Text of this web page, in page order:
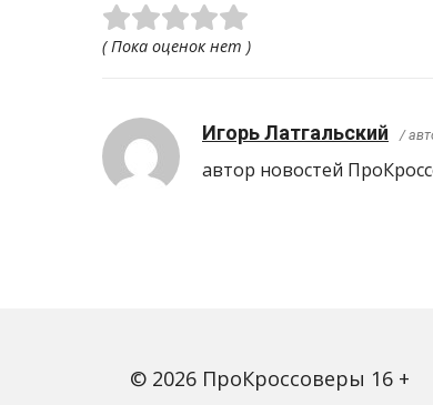
( Пока оценок нет )
Игорь Латгальский /
автор новостей
© 2026 ПроКроссоверы 16 +